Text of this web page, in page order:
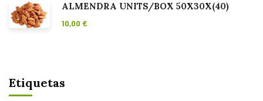
ALMENDRA UNITS/BOX 50X30X(40)
10,00 €
Etiquetas